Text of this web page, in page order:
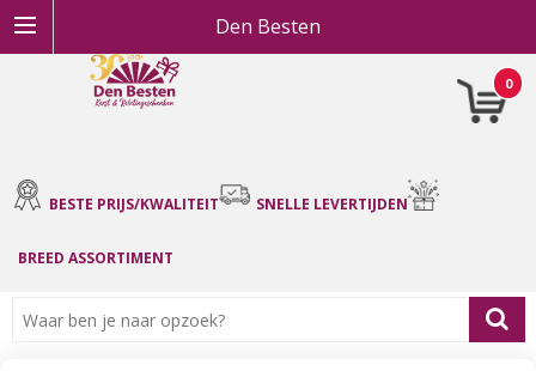
Den Besten
0
BESTE PRIJS/KWALITEIT SNELLE LEVERTIJDEN
BREED ASSORTIMENT